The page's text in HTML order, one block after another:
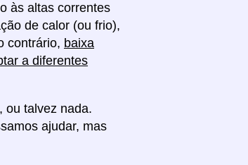
às altas correntes
de calor (ou frio),
contrário, baixa
a diferentes
, ou talvez nada.
ajudar, mas